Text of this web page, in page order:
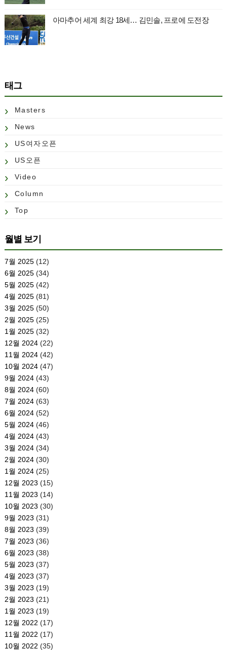
아마추어 세계 최강 18세… 김민솔, 프로에 도전장
태그
Masters
News
US여자오픈
US오픈
Video
Column
Top
월별 보기
7월 2025(12)
6월 2025(34)
5월 2025(42)
4월 2025(81)
3월 2025(50)
2월 2025(25)
1월 2025(32)
12월 2024(22)
11월 2024(42)
10월 2024(47)
9월 2024(43)
8월 2024(60)
7월 2024(63)
6월 2024(52)
5월 2024(46)
4월 2024(43)
3월 2024(34)
2월 2024(30)
1월 2024(25)
12월 2023 (15)
11월 2023 (14)
10월 2023 (30)
9월 2023 (31)
8월 2023 (39)
7월 2023 (36)
6월 2023 (38)
5월 2023 (37)
4월 2023 (37)
3월 2023 (19)
2월 2023 (21)
1월 2023 (19)
12월 2022 (17)
11월 2022 (17)
10월 2022 (35)